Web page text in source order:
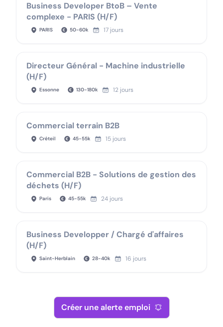
Business Developer BtoB – Vente
complexe - PARIS (H/F)
PARIS 50-60k 17 jours
Directeur Général - Machine industrielle
(H/F)
Essonne 130-180k 12 jours
Commercial terrain B2B
Créteil 45-55k 15 jours
Commercial B2B - Solutions de gestion des
déchets (H/F)
Paris 45-55k 24 jours
Business Developper / Chargé d'affaires
(H/F)
Saint-Herblain 28-40k 16 jours
Créer une alerte emploi